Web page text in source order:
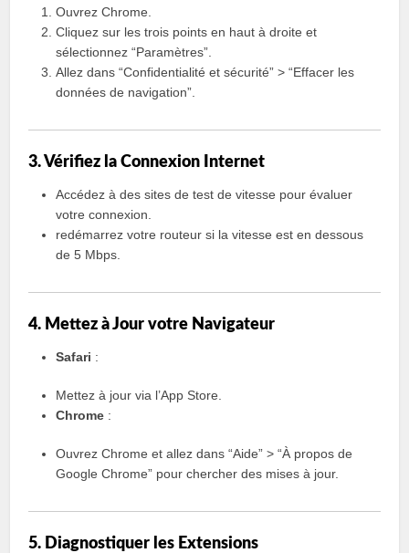
Ouvrez Chrome.
Cliquez sur les trois points en haut à droite et
sélectionnez “Paramètres”.
Allez dans “Confidentialité et sécurité” > “Effacer les
données de navigation”.
3. Vérifiez la Connexion Internet
Accédez à des sites de test de vitesse pour évaluer
votre connexion.
redémarrez votre routeur si la vitesse est en dessous
de 5 Mbps.
4. Mettez à Jour votre Navigateur
Safari :
Mettez à jour via l’App Store.
Chrome :
Ouvrez Chrome et allez dans “Aide” > “À propos de
Google Chrome” pour chercher des mises à jour.
5. Diagnostiquer les Extensions